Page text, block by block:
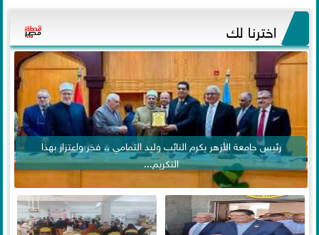
اخترنا لك
رئيس جامعة الأزهر يكرم النائب وليد التمامي .. فخر واعتزاز بهذا
التكريم...